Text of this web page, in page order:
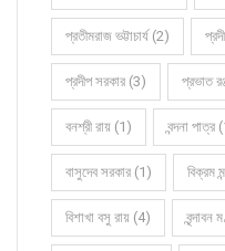
প্রতীমরাজ ভট্টাচার্য (2)
প্রদীপ সরকার (3) প্রভাত
বনশ্রী রায় (1) বন্দনা পাত্র
বাসুদেব সরকার (1) বিক্রম
বিশাখা বসু রায় (4)